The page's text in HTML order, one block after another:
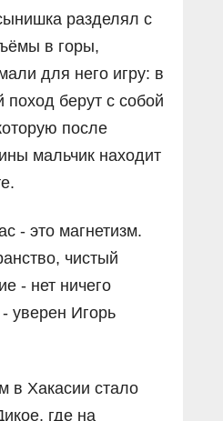
разделял с
в горы,
для него игру: в
берут с собой
после
мальчик находит
- это магнетизм.
чистый
- нет ничего
- уверен Игорь
Хакасии стало
где на